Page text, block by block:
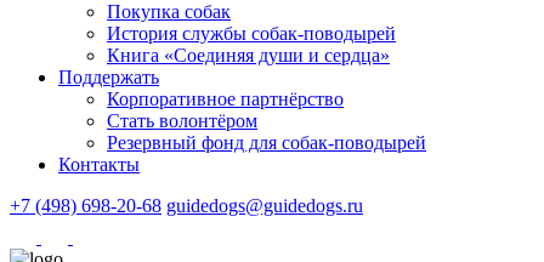
Покупка собак
История службы собак-поводырей
Книга «Соединяя души и сердца»
Поддержать
Корпоративное партнёрство
Стать волонтёром
Резервный фонд для собак-поводырей
Контакты
+7 (498) 698-20-68 guidedogs@guidedogs.ru